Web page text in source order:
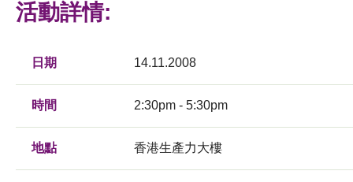
會籍
活動詳情:
日期 14.11.2008
時間 2:30pm - 5:30pm
地點 香港生產力大樓